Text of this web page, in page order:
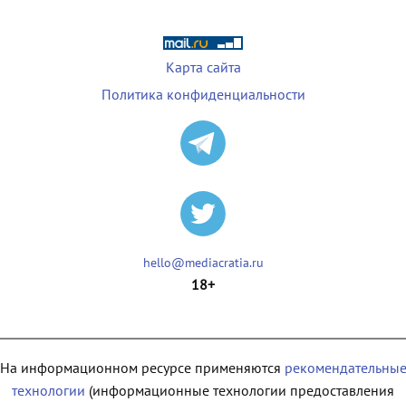
Карта сайта
Политика конфиденциальности
hello@mediacratia.ru
18+
На информационном ресурсе применяются рекомендательные
технологии (информационные технологии предоставления